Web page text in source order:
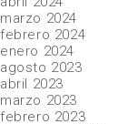
marzo 2024
febrero 2024
enero 2024
agosto 2023
abril 2023
marzo 2023
febrero 2023